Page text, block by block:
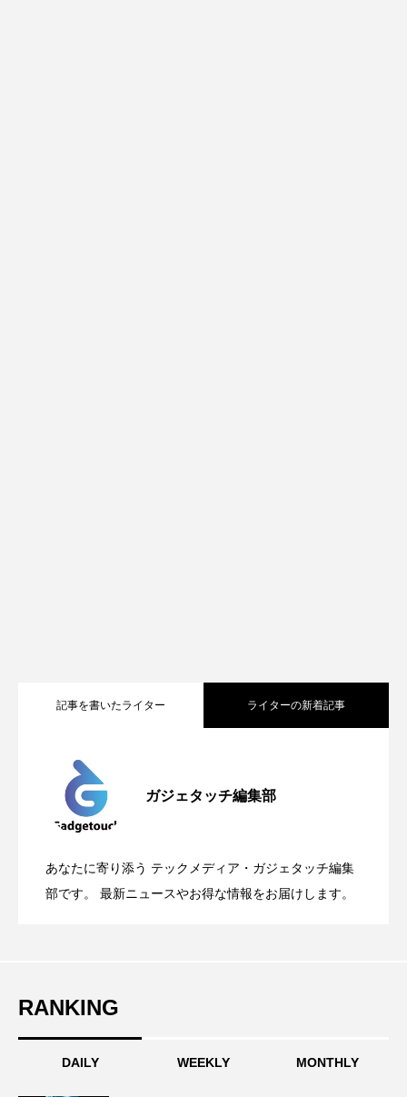
記事を書いたライター ライターの新着記事
ガジェタッチ編集部
あなたに寄り添う テックメディア・ガジェタッチ編集
部です。 最新ニュースやお得な情報をお届けします。
2026.05.04
登場
2026.04.24
Directに動いた理由、担当者も答えられな
2026.04.23 OpenMic Insight：AFEELA開発中止で見
RANKING
DAILY WEEKLY MONTHLY